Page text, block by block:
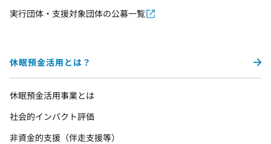
実行団体・支援対象団体の公募一覧
休眠預金活用とは？
休眠預金活用事業とは
社会的インパクト評価
非資金的支援（伴走支援等）